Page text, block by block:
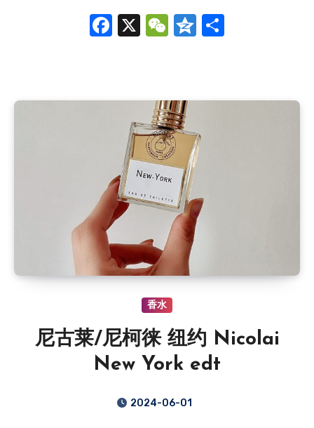
Facebook
X WeChat
Qzone
香水
尼古莱/尼柯徕 纽约 Nicolai
New York edt
2024-06-01